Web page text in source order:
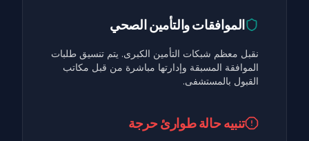
الموافقات والتأمين الصحي
نقبل معظم شبكات التأمين الكبرى. يتم تنسيق طلبات
الموافقة المسبقة وإدارتها مباشرة من قبل مكاتب
القبول بالمستشفى.
تنبيه حالة طوارئ حرجة